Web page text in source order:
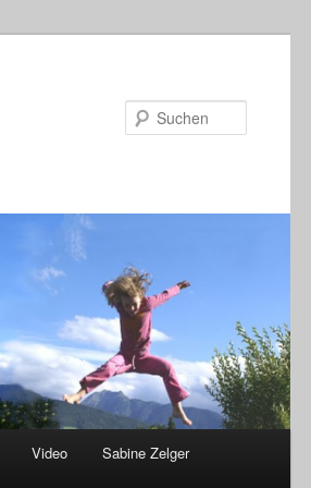
Video Sabine Zelger